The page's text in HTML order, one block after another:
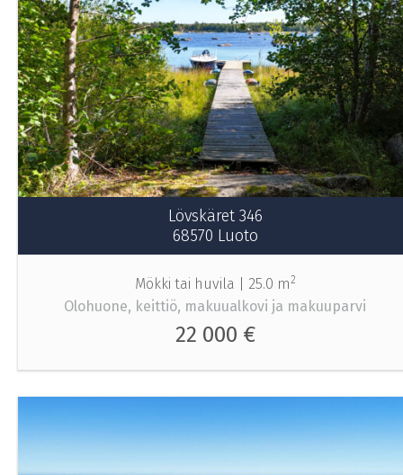
Lövskäret 346
68570 Luoto
Mökki tai huvila | 25.0 m2
Olohuone, keittiö, makuualkovi ja makuuparvi
22 000 €